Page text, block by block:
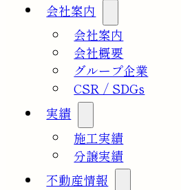
会社案内
会社案内
会社概要
グループ企業
CSR / SDGs
実績
施工実績
分譲実績
不動産情報